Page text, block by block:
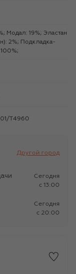
2%; Подкладка-
T4960
Другой город
Сегодня
c 13:00
Сегодня
c 20:00